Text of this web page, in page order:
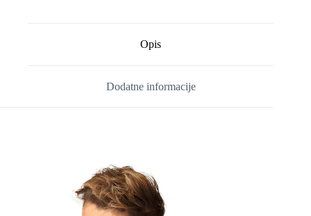
Opis
Dodatne informacije